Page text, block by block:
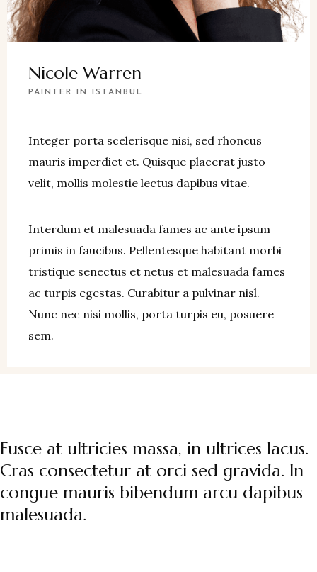
Nicole Warren
PAINTER IN ISTANBUL
Integer porta scelerisque nisi, sed rhoncus
mauris imperdiet et. Quisque placerat justo
velit, mollis molestie lectus dapibus vitae.
Interdum et malesuada fames ac ante ipsum
primis in faucibus. Pellentesque habitant morbi
tristique senectus et netus et malesuada fames
ac turpis egestas. Curabitur a pulvinar nisl.
Nunc nec nisi mollis, porta turpis eu, posuere
sem.
Fusce at ultricies massa, in ultrices lacus.
Cras consectetur at orci sed gravida. In
congue mauris bibendum arcu dapibus
malesuada.